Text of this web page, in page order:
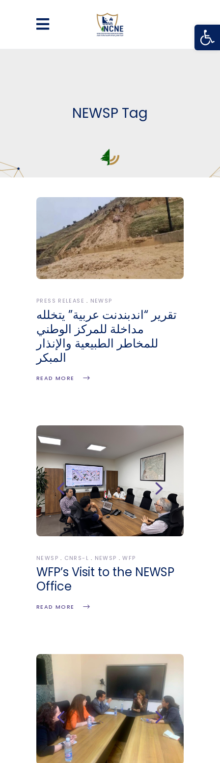
NEWSP Tag
PRESS RELEASE NEWSP
تقرير “اندبندنت عربية” يتخلله
مداخلة للمركز الوطني
للمخاطر الطبيعية والإنذار
المبكر
READ MORE
NEWSP CNRS-L NEWSP WFP
WFP’s Visit to the NEWSP
Office
READ MORE